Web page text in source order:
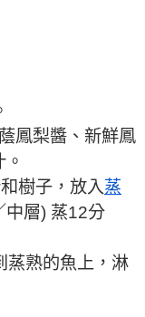
鳳梨醬、新鮮鳳
樹子，放入蒸
中層) 蒸12分
蒸熟的魚上，淋